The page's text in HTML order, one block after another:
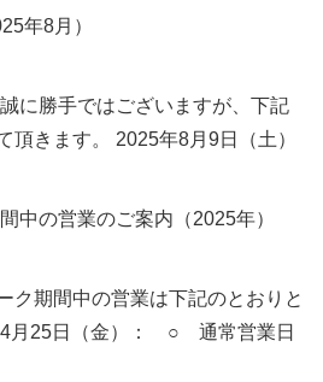
年8月）
に勝手ではございますが、下記
頂きます。 2025年8月9日（土）
中の営業のご案内（2025年）
ク期間中の営業は下記のとおりと
4月25日（金）： ○ 通常営業日